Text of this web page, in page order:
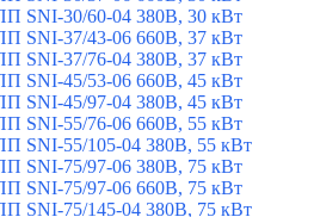
SNI-30/60-04 380В, 30 кВт
SNI-37/43-06 660В, 37 кВт
SNI-37/76-04 380В, 37 кВт
SNI-45/53-06 660В, 45 кВт
SNI-45/97-04 380В, 45 кВт
SNI-55/76-06 660В, 55 кВт
SNI-55/105-04 380В, 55 кВт
SNI-75/97-06 380В, 75 кВт
SNI-75/97-06 660В, 75 кВт
SNI-75/145-04 380В, 75 кВт